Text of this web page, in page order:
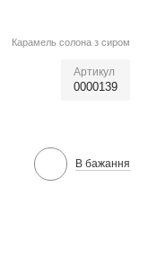
Карамель солона з сиром
Артикул
0000139
В бажання